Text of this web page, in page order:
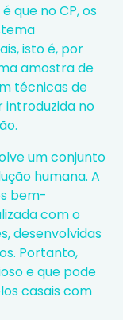
que no CP, os
isto é, por
amostra de
técnicas de
no
um conjunto
humana. A
bem-
com o
desenvolvidas
Portanto,
e que pode
casais com